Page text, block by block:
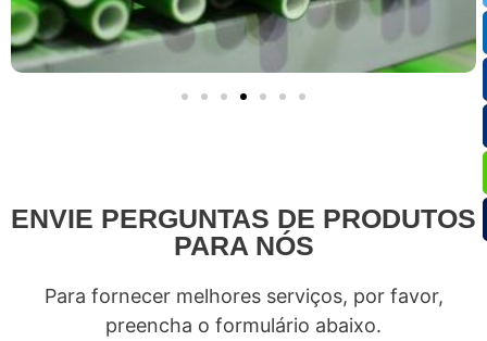
ENVIE PERGUNTAS DE PRODUTOS
PARA NÓS
Para fornecer melhores serviços, por favor,
preencha o formulário abaixo.